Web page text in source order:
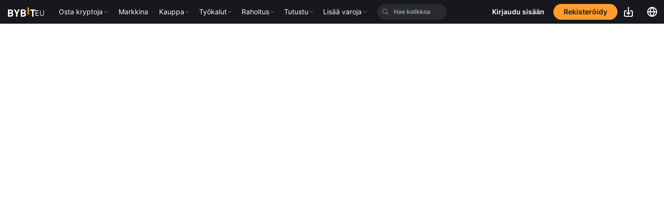
Osta kryptoja Markkina Kauppa Työkalut Rahoitus Tutustu Lisää varoja Kirjaudu sisään Rekisteröidy